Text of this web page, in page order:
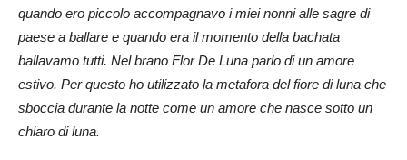
quando ero piccolo accompagnavo i miei nonni alle sagre di
paese a ballare e quando era il momento della bachata
ballavamo tutti. Nel brano Flor De Luna parlo di un amore
estivo. Per questo ho utilizzato la metafora del fiore di luna che
sboccia durante la notte come un amore che nasce sotto un
chiaro di luna.